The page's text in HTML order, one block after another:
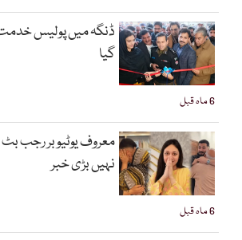
6 ماہ قبل
ڈنگہ میں پولیس خدمت
گیا
6 ماہ قبل
معروف یوٹیوبر رجب
نہیں بڑی خبر